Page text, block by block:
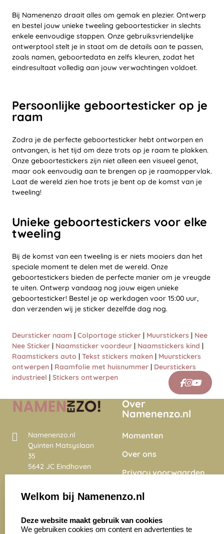
Bij Namenenzo draait alles om gemak en plezier. Ontwerp
en bestel jouw unieke tweeling geboortesticker in slechts
enkele eenvoudige stappen. Onze gebruiksvriendelijke
ontwerptool stelt je in staat om de details aan te passen,
zoals namen, geboortedata en zelfs kleuren, zodat het
eindresultaat volledig aan jouw verwachtingen voldoet.
Persoonlijke geboortesticker op je
raam
Zodra je de perfecte geboortesticker hebt ontworpen en
ontvangen, is het tijd om deze trots op je raam te plakken.
Onze geboortestickers zijn niet alleen een visueel genot,
maar ook eenvoudig aan te brengen op je raamoppervlak.
Laat de wereld zien hoe trots je bent op de komst van je
tweeling!
Unieke geboortestickers voor elke
tweeling
Bij de komst van een tweeling is er niets mooiers dan het
speciale moment te delen met de wereld. Onze
geboortestickers bieden de perfecte manier om je vreugde
te uiten. Ontwerp vandaag nog jouw eigen unieke
geboortesticker! Bestel je op werkdagen voor 15:00 uur,
dan verzenden wij je sticker dezelfde dag nog.
Deursticker naam | Colportage sticker | Muurstickers | Nee
Nee Sticker | Naamsticker voordeur | Naamstickers kind |
Raamstickers auto | Tekst stickers maken | Muurstickers
ontwerpen | Raamfolie met huisnummer | Deurstickers
industrieel | Stickers ontwerpen
Namenenzo.nl
Quinten Matsyslaan
35
5642 JC Eindhoven
Nederland
4028 beoordelingen
Over
Namenenzo.nl
Momenten
Over ons
Privacy voorwaarden
Onze vacatures
Welkom bij Namenenzo.nl
Deze website maakt gebruik van cookies
We gebruiken cookies om content en advertenties te